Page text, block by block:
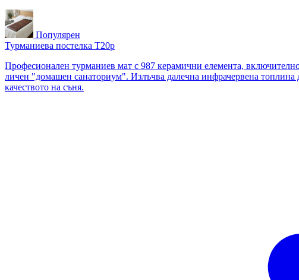
Популярен
Турманиева постелка T20p
Професионален турманиев мат с 987 керамични елемента,
личен "домашен санаториум". Излъчва далечна инфрачервена
качеството на съня.